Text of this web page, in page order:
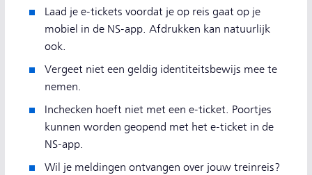
Laad je e-tickets voordat je op reis gaat op je
mobiel in de NS-app. Afdrukken kan natuurlijk
ook.
Vergeet niet een geldig identiteitsbewijs mee te
nemen.
Inchecken hoeft niet met een e-ticket. Poortjes
kunnen worden geopend met het e-ticket in de
NS-app.
Wil je meldingen ontvangen over jouw treinreis?